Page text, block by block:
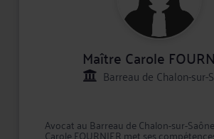
Maître Carole
Barreau de Chalon-sur-
Avocat au Barreau de Chalon-sur-
Carole FOURNIER met ses